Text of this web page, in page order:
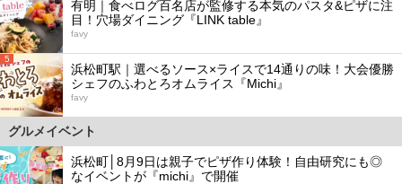
有明｜食べログ百名店が監修する本気のパスタ&ピザに注
目！穴場ダイニング『LINK table』
favy
5
浜松町駅｜選べるソース×ライスで14通りの味！大会優勝
シェフのふわとろオムライス『Michi』
favy
グルメイベント
浜松町│8月9日は親子でピザ作り体験！自由研究にも◎
なイベントが『michi』で開催